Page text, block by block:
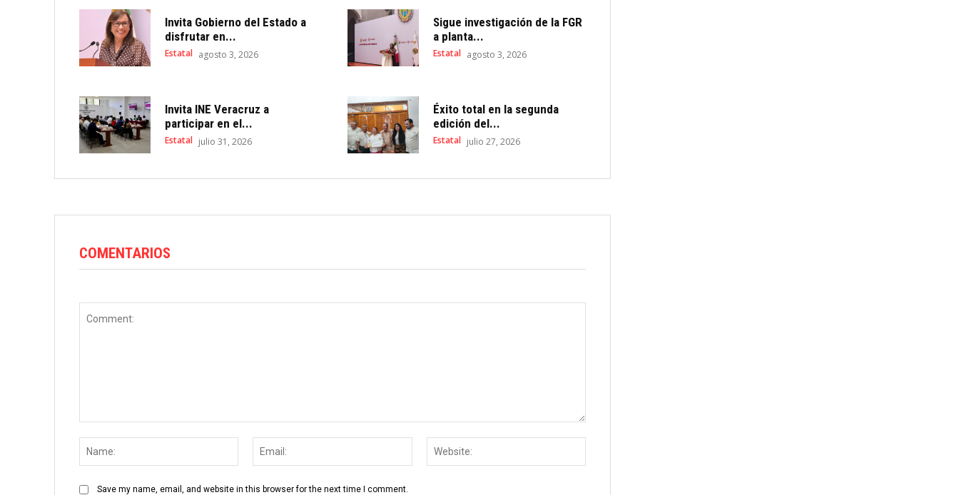
Invita Gobierno del Estado a
disfrutar en...
Estatal agosto 3, 2026
Sigue investigación de la FGR
a planta...
Estatal agosto 3, 2026
Invita INE Veracruz a
participar en el...
Estatal julio 31, 2026
Éxito total en la segunda
edición del...
Estatal julio 27, 2026
COMENTARIOS
Save my name, email, and website in this browser for the next time I comment.